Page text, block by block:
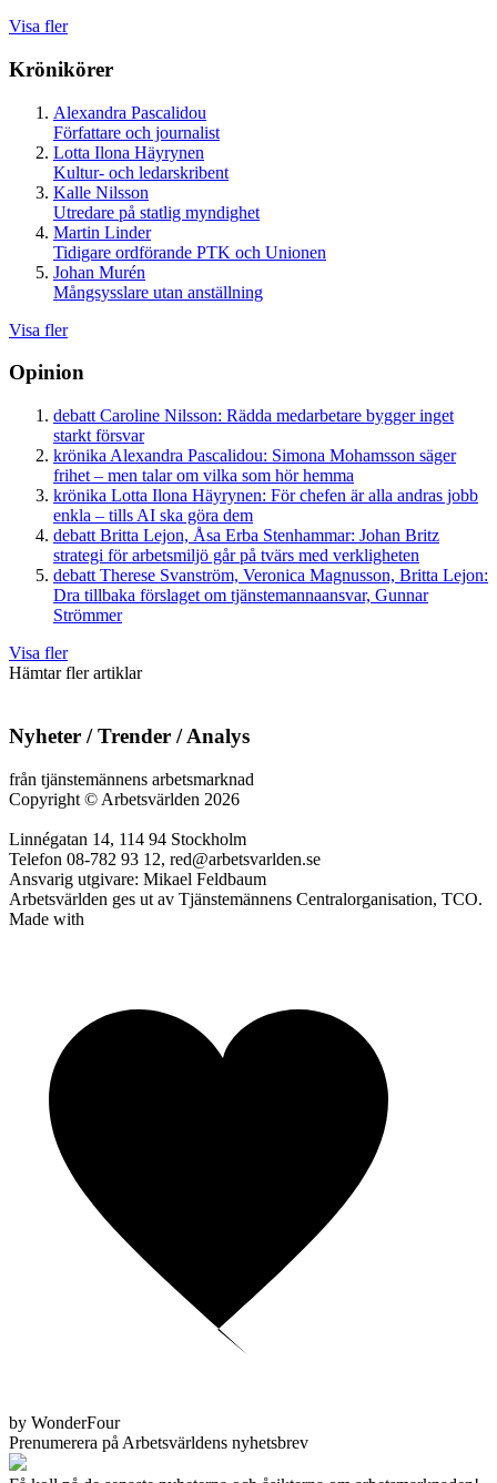
Visa fler
Krönikörer
Alexandra Pascalidou
Författare och journalist
Lotta Ilona Häyrynen
Kultur- och ledarskribent
Kalle Nilsson
Utredare på statlig myndighet
Martin Linder
Tidigare ordförande PTK och Unionen
Johan Murén
Mångsysslare utan anställning
Visa fler
Opinion
debatt Caroline Nilsson: Rädda medarbetare bygger inget
starkt försvar
krönika Alexandra Pascalidou: Simona Mohamsson säger
frihet – men talar om vilka som hör hemma
krönika Lotta Ilona Häyrynen: För chefen är alla andras jobb
enkla – tills AI ska göra dem
debatt Britta Lejon, Åsa Erba Stenhammar: Johan Britz
strategi för arbetsmiljö går på tvärs med verkligheten
debatt Therese Svanström, Veronica Magnusson, Britta Lejon:
Dra tillbaka förslaget om tjänstemannaansvar, Gunnar
Strömmer
Visa fler
Hämtar fler artiklar
Nyheter / Trender / Analys
från tjänstemännens arbetsmarknad
Copyright © Arbetsvärlden 2026
Linnégatan 14, 114 94 Stockholm
Telefon 08-782 93 12, red@arbetsvarlden.se
Ansvarig utgivare: Mikael Feldbaum
Arbetsvärlden ges ut av Tjänstemännens Centralorganisation, TCO.
Made with
by WonderFour
Prenumerera på Arbetsvärldens nyhetsbrev